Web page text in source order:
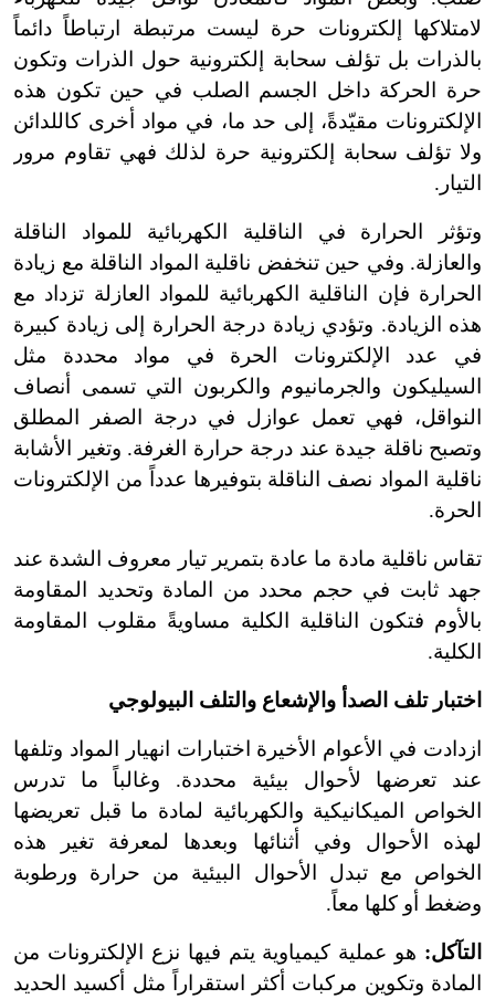
لامتلاكها إلكترونات حرة ليست مرتبطة ارتباطاً دائماً
بالذرات بل تؤلف سحابة إلكترونية حول الذرات وتكون
حرة الحركة داخل الجسم الصلب في حين تكون هذه
الإلكترونات مقيّدةً، إلى حد ما، في مواد أخرى كاللدائن
ولا تؤلف سحابة إلكترونية حرة لذلك فهي تقاوم مرور
التيار.
وتؤثر الحرارة في الناقلية الكهربائية للمواد الناقلة
والعازلة. وفي حين تنخفض ناقلية المواد الناقلة مع زيادة
الحرارة فإن الناقلية الكهربائية للمواد العازلة تزداد مع
هذه الزيادة. وتؤدي زيادة درجة الحرارة إلى زيادة كبيرة
في عدد الإلكترونات الحرة في مواد محددة مثل
السيليكون والجرمانيوم والكربون التي تسمى أنصاف
النواقل، فهي تعمل عوازل في درجة الصفر المطلق
وتصبح ناقلة جيدة عند درجة حرارة الغرفة. وتغير الأشابة
ناقلية المواد نصف الناقلة بتوفيرها عدداً من الإلكترونات
الحرة.
تقاس ناقلية مادة ما عادة بتمرير تيار معروف الشدة عند
جهد ثابت في حجم محدد من المادة وتحديد المقاومة
بالأوم فتكون الناقلية الكلية مساويةً مقلوب المقاومة
الكلية.
اختبار تلف الصدأ والإشعاع والتلف البيولوجي
ازدادت في الأعوام الأخيرة اختبارات انهيار المواد وتلفها
عند تعرضها لأحوال بيئية محددة. وغالباً ما تدرس
الخواص الميكانيكية والكهربائية لمادة ما قبل تعريضها
لهذه الأحوال وفي أثنائها وبعدها لمعرفة تغير هذه
الخواص مع تبدل الأحوال البيئية من حرارة ورطوبة
وضغط أو كلها معاً.
التآكل: هو عملية كيمياوية يتم فيها نزع الإلكترونات من
المادة وتكوين مركبات أكثر استقراراً مثل أكسيد الحديد